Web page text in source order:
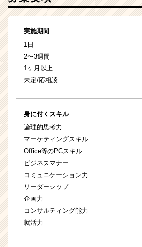
実施期間
1日
2〜3週間
1ヶ月以上
未定/応相談
身に付くスキル
論理的思考力
マーケティングスキル
Office等のPCスキル
ビジネスマナー
コミュニケーション力
リーダーシップ
企画力
コンサルティング能力
就活力